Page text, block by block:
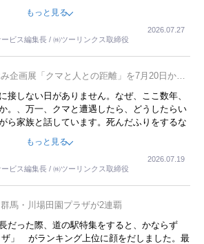
イハウンドバスでした。夕方から夜の便を利
ていました。ただし、若いからできたことで
京都に行った、青森に行ったと聞くと、疲れ
てしまいます。
もっと見る
ビス編集長 / ㈱ツーリンクス取締役
2026.07.27
企画展「クマと人との距離」を7月20日から
接しない日がありません。なぜ、ここ数年、
。、万一、クマと遭遇したら、どうしたらい
ら家族と話しています。死んだふりをするな
えません。そんな中で、この企画展はタイム
もっと見る
ビス編集長 / ㈱ツーリンクス取締役
2026.07.19
馬・川場田園プラザが2連覇
だった際、道の駅特集をすると、かならず
ザ」 がランキング上位に顔をだしました。最